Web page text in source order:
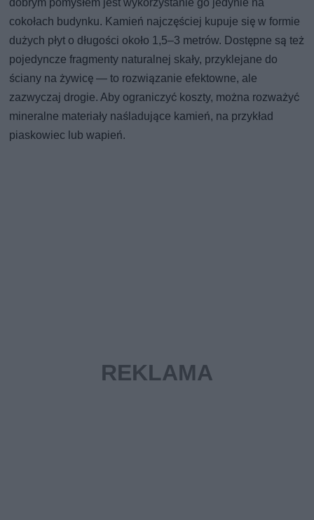
cokołach budynku. Kamień najczęściej kupuje się w formie
dużych płyt o długości około 1,5–3 metrów. Dostępne są też
pojedyncze fragmenty naturalnej skały, przyklejane do
ściany na żywicę — to rozwiązanie efektowne, ale
zazwyczaj drogie. Aby ograniczyć koszty, można rozważyć
mineralne materiały naśladujące kamień, na przykład
piaskowiec lub wapień.